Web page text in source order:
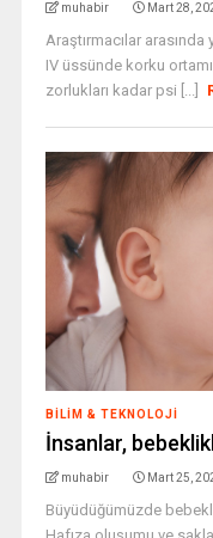
muhabir Mart 28,
Araştırmacılar
IV üssünde korku
zorlukları kadar psi [...]
BILIM & TEKNOLOJI
İnsanlar,
muhabir Mart 25,
Büyüdüğümüzde